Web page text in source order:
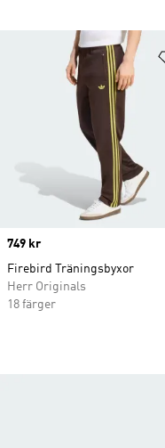
Price
749 kr
Firebird Träningsbyxor
Herr Originals
18 färger